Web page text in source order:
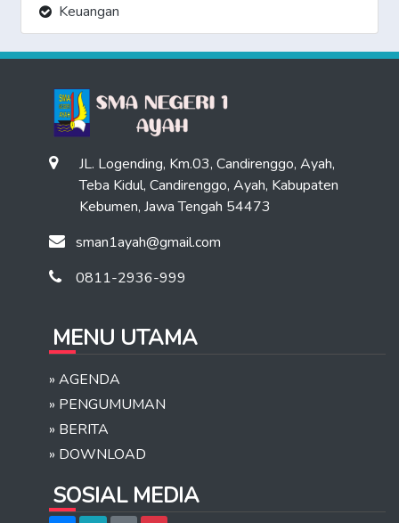
Keuangan
JL. Logending, Km.03, Candirenggo, Ayah,
Teba Kidul, Candirenggo, Ayah, Kabupaten
Kebumen, Jawa Tengah 54473
sman1ayah@gmail.com
0811-2936-999
MENU UTAMA
» AGENDA
» PENGUMUMAN
» BERITA
» DOWNLOAD
SOSIAL MEDIA